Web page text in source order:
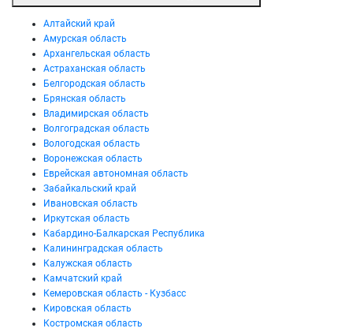
Алтайский край
Амурская область
Архангельская область
Астраханская область
Белгородская область
Брянская область
Владимирская область
Волгоградская область
Вологодская область
Воронежская область
Еврейская автономная область
Забайкальский край
Ивановская область
Иркутская область
Кабардино-Балкарская Республика
Калининградская область
Калужская область
Камчатский край
Кемеровская область - Кузбасс
Кировская область
Костромская область